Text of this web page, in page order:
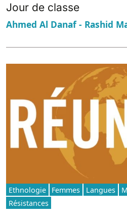
Jour de classe
Ahmed Al Danaf - Rashid
Ethnologie Femmes Langues
Résistances